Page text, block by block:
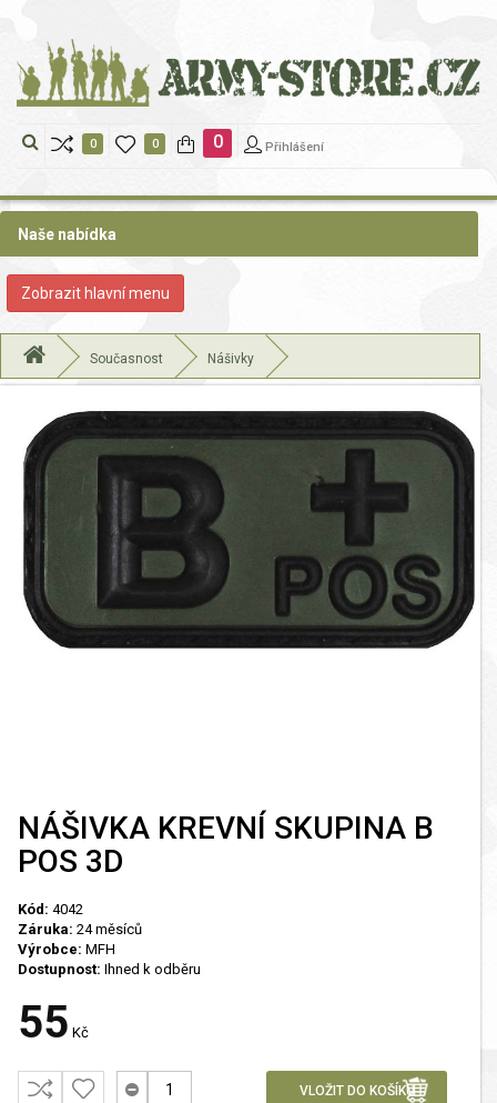
0 0 0 Přihlášení
Naše nabídka
Zobrazit
Zobrazit hlavní menu
Současnost Nášivky
NÁŠIVKA KREVNÍ SKUPINA B
POS 3D
Kód: 4042
Záruka: 24 měsíců
Výrobce: MFH
Dostupnost: Ihned k odběru
55 Kč
VLOŽIT DO KOŠÍKU